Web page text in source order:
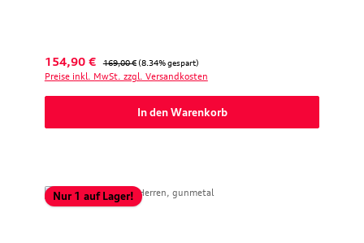
Verkaufspreis:
154,90 € Regulärer Preis:
169,00 € (8.34% gespart)
Preise inkl. MwSt. zzgl. Versandkosten
In den Warenkorb
Nur 1 auf Lager!